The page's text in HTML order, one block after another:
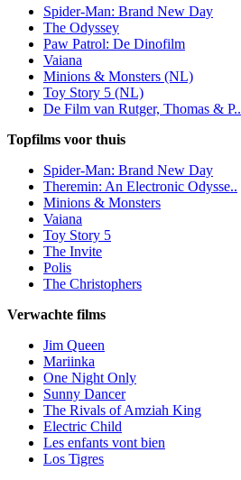
Spider-Man: Brand New Day
The Odyssey
Paw Patrol: De Dinofilm
Vaiana
Minions & Monsters (NL)
Toy Story 5 (NL)
De Film van Rutger, Thomas & P..
Topfilms voor thuis
Spider-Man: Brand New Day
Theremin: An Electronic Odysse..
Minions & Monsters
Vaiana
Toy Story 5
The Invite
Polis
The Christophers
Verwachte films
Jim Queen
Mariinka
One Night Only
Sunny Dancer
The Rivals of Amziah King
Electric Child
Les enfants vont bien
Los Tigres